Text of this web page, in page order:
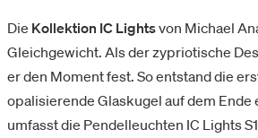
Die Kollektion IC Lightsvon Michael
Gleichgewicht. Als der zypriotische
er den Moment fest. So entstand die
opalisierende Glaskugel auf dem Ende
umfasst die Pendelleuchten IC Lights